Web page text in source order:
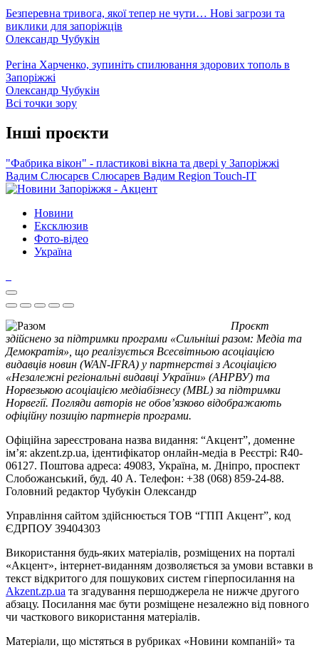
Безперевна тривога, якої тепер не чути… Нові загрози та
виклики для запоріжців
Олександр Чубукін
Регіна Харченко, зупиніть спилювання здорових тополь в
Запоріжжі
Олександр Чубукін
Всі точки зору
Інші проєкти
"Фабрика вікон" - пластикові вікна та двері у Запоріжжі
Вадим Слюсарєв Слюсарев Вадим Region Touch-IT
Новини
Ексклюзив
Фото-відео
Україна
Проєкт
здійснено за підтримки програми «Сильніші разом: Медіа та
Демократія», що реалізується Всесвітньою асоціацією
видавців новин (WAN-IFRA) у партнерстві з Асоціацією
«Незалежні регіональні видавці України» (АНРВУ) та
Норвезькою асоціацією медіабізнесу (MBL) за підтримки
Норвегії. Погляди авторів не обов’язково відображають
офіційну позицію партнерів програми.
Офіційна зареєстрована назва видання: “Акцент”, доменне
ім’я: akzent.zp.ua, ідентифікатор онлайн-медіа в Реєстрі: R40-
06127. Поштова адреса: 49083, Україна, м. Дніпро, проспект
Слобожанський, буд. 40 А. Телефон: +38 (068) 859-24-88.
Головний редактор Чубукін Олександр
Управління сайтом здійснюється ТОВ “ГПП Акцент”, код
ЄДРПОУ 39404303
Використання будь-яких матеріалів, розміщених на порталі
«Акцент», інтернет-виданням дозволяється за умови вставки в
текст відкритого для пошукових систем гіперпосилання на
Akzent.zp.ua та згадування першоджерела не нижче другого
абзацу. Посилання має бути розміщене незалежно від повного
чи часткового використання матеріалів.
Матеріали, що містяться в рубриках «Новини компаній» та